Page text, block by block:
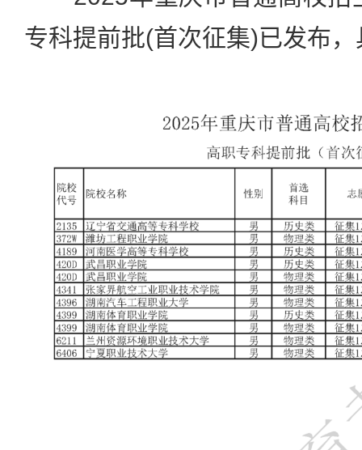
专科提前批(首次征集)已发布